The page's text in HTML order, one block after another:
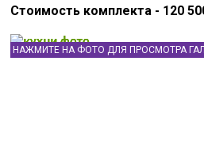
Стоимость комплекта - 120
НАЖМИТЕ НА ФОТО ДЛЯ ПРОСМОТРА